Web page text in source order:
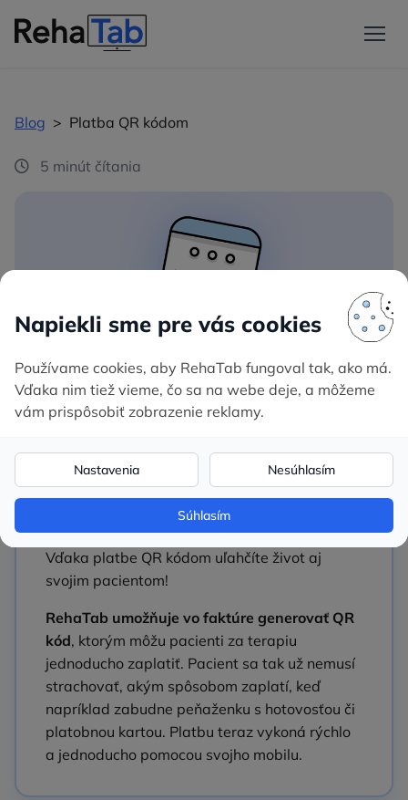
Blog > Platba QR kódom
5 minút čítania
Platba QR kódom
5. mája 2024
Vďaka platbe QR kódom uľahčíte život aj
svojim pacientom!
RehaTab umožňuje vo faktúre generovať QR
kód, ktorým môžu pacienti za terapiu
jednoducho zaplatiť. Pacient sa tak už nemusí
strachovať, akým spôsobom zaplatí, keď
napríklad zabudne peňaženku s hotovosťou či
platobnou kartou. Platbu teraz vykoná rýchlo
a jednoducho pomocou svojho mobilu.